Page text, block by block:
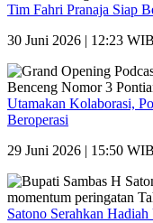
Tim Fahri Pranaja Siap
30 Juni 2026 | 12:23 WIB
Utamakan Kolaborasi,
Beroperasi
29 Juni 2026 | 15:50 WIB
Satono Serahkan